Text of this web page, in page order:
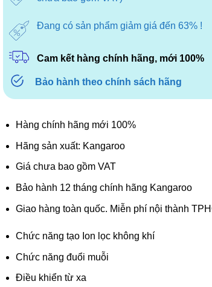
Đang có sản phẩm giảm giá đến 63% !
Cam kết hàng chính hãng, mới 100%
Bảo hành theo chính sách hãng
Hàng chính hãng mới 100%
Hãng sản xuất: Kangaroo
Giá chưa bao gồm VAT
Bảo hành 12 tháng chính hãng Kangaroo
Giao hàng toàn quốc. Miễn phí nội thành
Chức năng tạo Ion lọc không khí
Chức năng đuổi muỗi
Điều khiển từ xa